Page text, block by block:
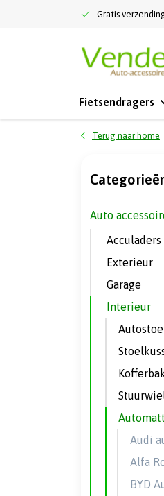
Gratis
Fietsendragers
Terug naar home
Auto
Acculaders
Exterieur
Garage
Interieur
Audi
Alfa
BYD